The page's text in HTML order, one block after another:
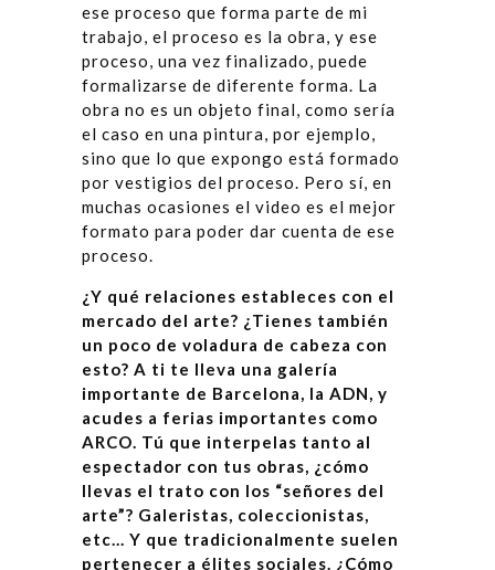
ese proceso que forma parte de mi
trabajo, el proceso es la obra, y ese
proceso, una vez finalizado, puede
formalizarse de diferente forma. La
obra no es un objeto final, como sería
el caso en una pintura, por ejemplo,
sino que lo que expongo está formado
por vestigios del proceso. Pero sí, en
muchas ocasiones el video es el mejor
formato para poder dar cuenta de ese
proceso.
¿Y qué relaciones estableces con el
mercado del arte? ¿Tienes también
un poco de voladura de cabeza con
esto? A ti te lleva una galería
importante de Barcelona, la ADN, y
acudes a ferias importantes como
ARCO. Tú que interpelas tanto al
espectador con tus obras, ¿cómo
llevas el trato con los “señores del
arte”? Galeristas, coleccionistas,
etc… Y que tradicionalmente suelen
pertenecer a élites sociales. ¿Cómo